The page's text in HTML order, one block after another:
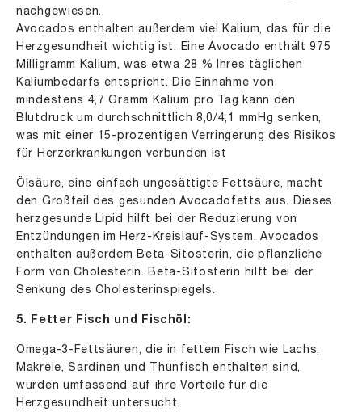
nachgewiesen.
Avocados enthalten außerdem viel Kalium, das für die
Herzgesundheit wichtig ist. Eine Avocado enthält 975
Milligramm Kalium, was etwa 28 % Ihres täglichen
Kaliumbedarfs entspricht. Die Einnahme von
mindestens 4,7 Gramm Kalium pro Tag kann den
Blutdruck um durchschnittlich 8,0/4,1 mmHg senken,
was mit einer 15-prozentigen Verringerung des Risikos
für Herzerkrankungen verbunden ist
Ölsäure, eine einfach ungesättigte Fettsäure, macht
den Großteil des gesunden Avocadofetts aus. Dieses
herzgesunde Lipid hilft bei der Reduzierung von
Entzündungen im Herz-Kreislauf-System. Avocados
enthalten außerdem Beta-Sitosterin, die pflanzliche
Form von Cholesterin. Beta-Sitosterin hilft bei der
Senkung des Cholesterinspiegels.
5. Fetter Fisch und Fischöl:
Omega-3-Fettsäuren, die in fettem Fisch wie Lachs,
Makrele, Sardinen und Thunfisch enthalten sind,
wurden umfassend auf ihre Vorteile für die
Herzgesundheit untersucht.